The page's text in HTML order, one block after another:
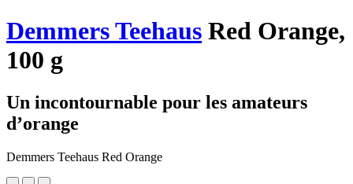
Demmers Teehaus Red Orange,
100 g
Un incontournable pour les amateurs
d’orange
Demmers Teehaus Red Orange